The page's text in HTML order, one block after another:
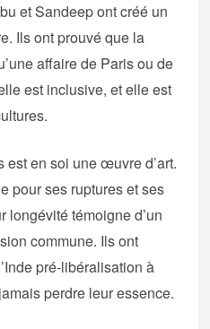
et Sandeep ont créé un
Ils ont prouvé que la
affaire de Paris ou de
est inclusive, et elle est
est en soi une œuvre d’art.
pour ses ruptures et ses
longévité témoigne d’un
commune. Ils ont
pré-libéralisation à
perdre leur essence.